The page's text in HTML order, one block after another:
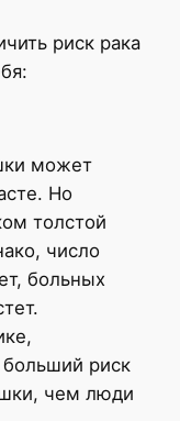
риск рака
может
Но
толстой
число
больных
риск
чем люди